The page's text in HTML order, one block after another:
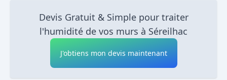
Devis Gratuit & Simple pour traiter
l'humidité de vos murs à Séreilhac
J'obtiens mon devis maintenant